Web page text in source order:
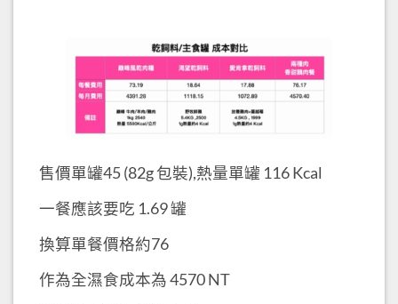
售價單罐45 (82g 包裝),熱量單罐 116 Kcal
一餐應該要吃 1.69 罐
換算單餐價格約76
作為全濕食成本為 4570 NT